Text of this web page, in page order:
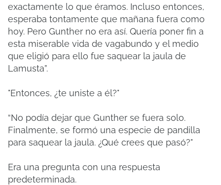
exactamente lo que éramos. Incluso entonces,
esperaba tontamente que mañana fuera como
hoy. Pero Gunther no era así. Quería poner fin a
esta miserable vida de vagabundo y el medio
que eligió para ello fue saquear la jaula de
Lamusta”.
"Entonces, ¿te uniste a él?"
“No podía dejar que Gunther se fuera solo.
Finalmente, se formó una especie de pandilla
para saquear la jaula. ¿Qué crees que pasó?"
Era una pregunta con una respuesta
predeterminada.